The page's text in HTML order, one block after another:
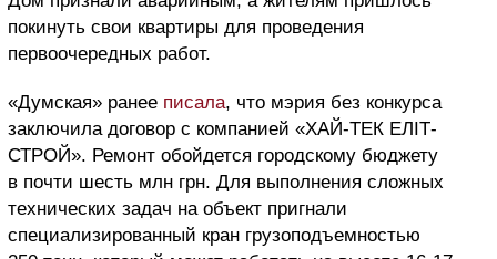
покинуть свои квартиры для проведения
первоочередных работ.
«Думская» ранее писала, что мэрия без конкурса
заключила договор с компанией «ХАЙ-ТЕК ЕЛІТ-
СТРОЙ». Ремонт обойдется городскому бюджету
в почти шесть млн грн. Для выполнения сложных
технических задач на объект пригнали
специализированный кран грузоподъемностью